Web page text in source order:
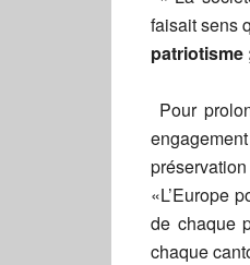
faisait sens
patriotisme
Pour
«L’Europe
de chaque
chaque